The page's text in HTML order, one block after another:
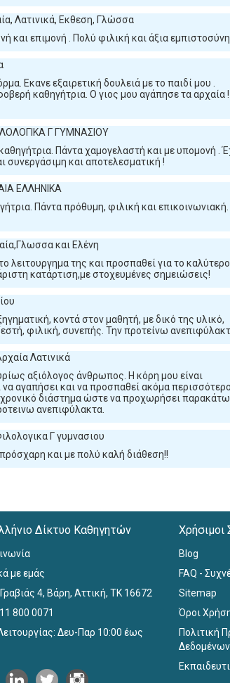
Λατινικά, Εκθεση, Γλώσσα
και επιμονή . Πολύ φιλική και άξια
Εκανε εξαιρετική δουλειά με το παιδί μου .
καθηγήτρια. Ο γιος μου αγάπησε τα αρχαία !
Γ ΓΥΜΝΑΣΙΟΥ
Πάντα χαμογελαστή και με υπομονή .
συνεργάσιμη και αποτελεσματική !
ΕΛΛΗΝΙΚΑ
Πάντα πρόθυμη, φιλική και
και Ελένη
λειτουργημα της και προσπαθεί για το καλύτερο
κατάρτιση,με στοχευμένες σημειώσεις!
κοντά στον μαθητή, με δικό της υλικό,
φιλική, συνεπής. Την προτείνω
Λατινικά
αξιόλογος άνθρωπος. Η κόρη μου είναι
να αγαπήσει και να προσπαθεί ακόμα
διάστημα ώστε να προχωρήσει
ανεπιφύλακτα.
Γ γυμνασιου
και με πολύ καλή διάθεση!!
Δίκτυο Καθηγητών
με εμάς
4, Βάρη, Αττική, ΤΚ 16672
800 0071
Δευ-Παρ 10:00 έως
Χρήσιμοι
Blog
FAQ -
Sitemap
Όροι
Πολιτική
Δεδομένων